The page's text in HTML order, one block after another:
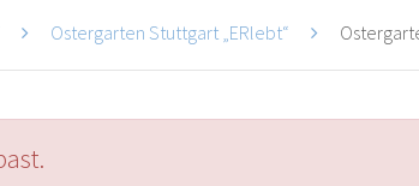
Ostergarten Stuttgart „ERlebt“